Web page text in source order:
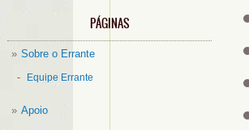
PÁGINAS
Sobre o Errante
Equipe Errante
Apoio